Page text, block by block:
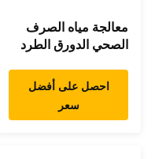
معالجة مياه الصرف
الصحي الدورق الطرد
احصل على أفضل
سعر